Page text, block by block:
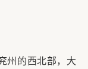
州的西北部，大